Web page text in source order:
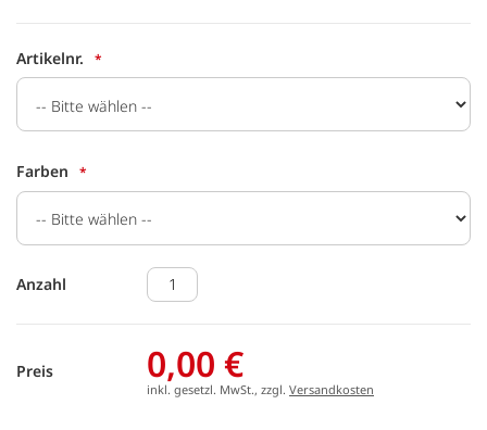
Artikelnr.
Farben
Anzahl
Preis 0,00 €
inkl. gesetzl. MwSt., zzgl. Versandkosten